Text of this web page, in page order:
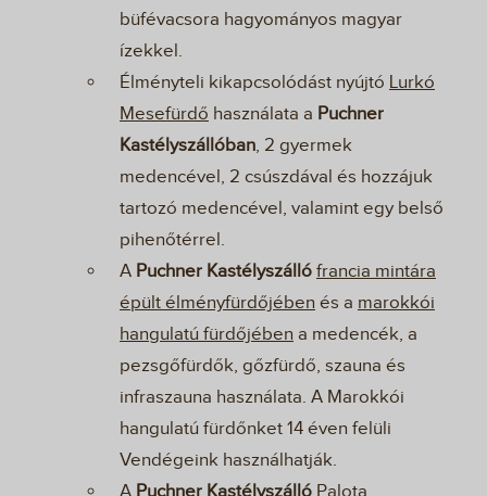
büfévacsora hagyományos magyar
ízekkel.
Élményteli kikapcsolódást nyújtó Lurkó
Mesefürdő használata a Puchner
Kastélyszállóban, 2 gyermek
medencével, 2 csúszdával és hozzájuk
tartozó medencével, valamint egy belső
pihenőtérrel.
A Puchner Kastélyszálló francia mintára
épült élményfürdőjében és a marokkói
hangulatú fürdőjében a medencék, a
pezsgőfürdők, gőzfürdő, szauna és
infraszauna használata. A Marokkói
hangulatú fürdőnket 14 éven felüli
Vendégeink használhatják.
A Puchner Kastélyszálló Palota